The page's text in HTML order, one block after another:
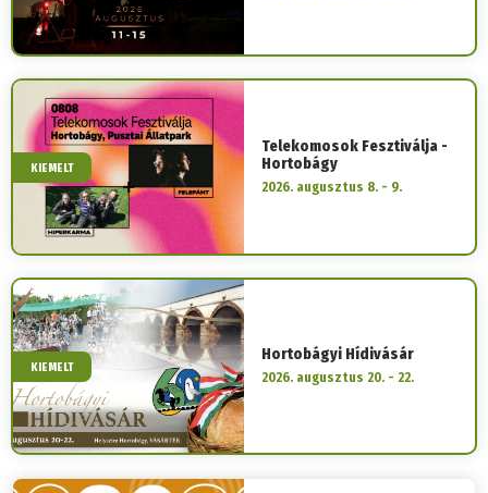
KIEMELT
Telekomosok Fesztiválja -
Hortobágy
2026. augusztus 8. - 9.
KIEMELT
Hortobágyi Hídivásár
2026. augusztus 20. - 22.